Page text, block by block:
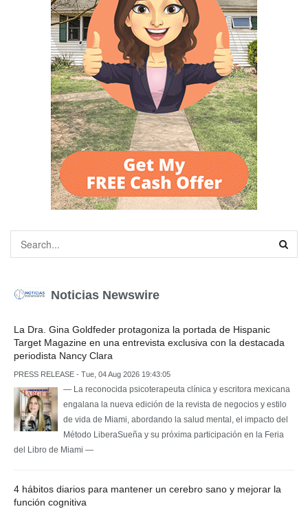
Noticias Newswire
La Dra. Gina Goldfeder protagoniza la portada de Hispanic
Target Magazine en una entrevista exclusiva con la destacada
periodista Nancy Clara
PRESS RELEASE - Tue, 04 Aug 2026 19:43:05
— La reconocida psicoterapeuta clínica y escritora mexicana
engalana la nueva edición de la revista de negocios y estilo
de vida de Miami, abordando la salud mental, el impacto del
Método LiberaSueña y su próxima participación en la Feria
del Libro de Miami —
4 hábitos diarios para mantener un cerebro sano y mejorar la
función cognitiva